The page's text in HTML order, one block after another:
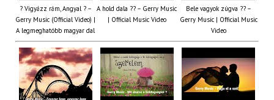
? Vigyázz rám, Angyal ? –
Gerry Music (Official Video) |
A legmeghatóbb magyar dal
A hold dala ?? – Gerry Music
| Official Music Video
Bele vagyok zúgva ?? –
Gerry Music | Official Music
Video